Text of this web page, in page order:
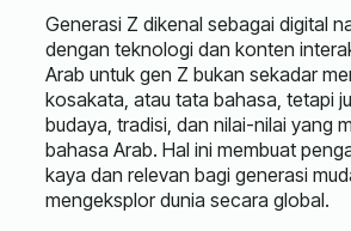
Generasi Z dikenal sebagai digital
dengan teknologi dan konten
Arab untuk gen Z bukan sekadar
kosakata, atau tata bahasa, tetapi
budaya, tradisi, dan nilai-nilai yang
bahasa Arab. Hal ini membuat
kaya dan relevan bagi generasi
mengeksplor dunia secara global.